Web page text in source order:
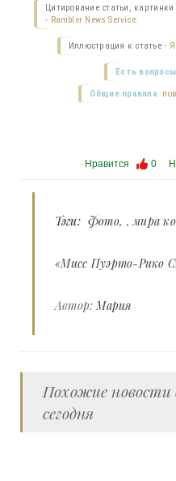
Цитирование статьи,
- Rambler News Service.
Иллюстрация к статье -
Есть
Общие правила
Нравится 0
Тэги: Фото ,мира
«Мисс Пуэрто-Рико
Автор:Мария
Похожие новости
сегодня